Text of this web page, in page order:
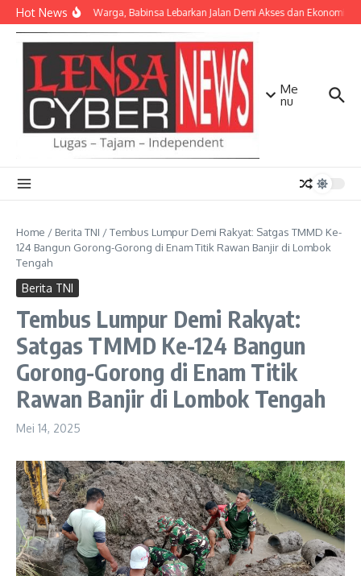
Lewati ke konten
Hot NewsBersama Warga, Babinsa Lebarkan Jalan Demi Akses dan Ekonomi
Me
nu
Home / Berita TNI /Tembus Lumpur Demi Rakyat: Satgas TMMD Ke-
124 Bangun Gorong-Gorong di Enam Titik Rawan Banjir di Lombok
Tengah
Berita TNI
Tembus Lumpur Demi Rakyat:
Satgas TMMD Ke-124 Bangun
Gorong-Gorong di Enam Titik
Rawan Banjir di Lombok Tengah
Mei 14, 2025